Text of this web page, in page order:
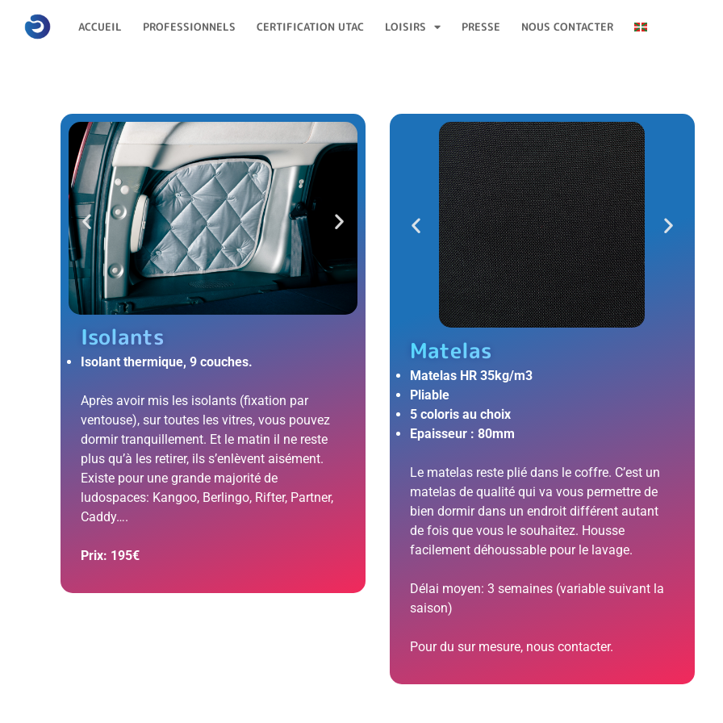
ACCUEIL PROFESSIONNELS CERTIFICATION UTAC LOISIRS PRESSE NOUS CONTACTER
Isolants
Isolant thermique, 9 couches.
Après avoir mis les isolants (fixation par
ventouse), sur toutes les vitres, vous pouvez
dormir tranquillement. Et le matin il ne reste
plus qu’à les retirer, ils s’enlèvent aisément.
Existe pour une grande majorité de
ludospaces: Kangoo, Berlingo, Rifter, Partner,
Caddy….
Prix: 195€
Matelas
Matelas HR 35kg/m3
Pliable
5 coloris au choix
Epaisseur : 80mm
Le matelas reste plié dans le coffre. C’est un
matelas de qualité qui va vous permettre de
bien dormir dans un endroit différent autant
de fois que vous le souhaitez. Housse
facilement déhoussable pour le lavage.
Délai moyen: 3 semaines (variable suivant la
saison)
Pour du sur mesure, nous contacter.